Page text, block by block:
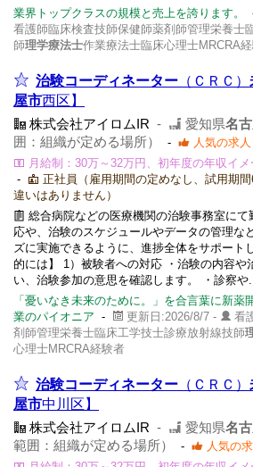
業界トップクラスの規模と売上を誇ります。
看護師臨床検査技師保健師薬剤師管理栄養士
師理学療法士作業療法士臨床心理士MRCRA
治験コーディネーター （ＣＲＣ）
屋市西区】
株式会社アイロムIR - 愛知県名
囲：組織が定める場所）
-
人気の求人
月給制：30万～32万円、初年度の年収イ
-
正社員（雇用期間の定めなし、試用期
違いはありません）
総合病院などの医療機関の治験事務室に
応や、治験のスケジュールやデータの管理な
ズに実施できるように、進捗全体をサポート
的には】 1）被験者への対応 ・治験の内容や
い、治験参加の意思を確認します。 ・診察や...
「憂いなき未来のために。」を合言葉に新薬
業のパイオニア - 更新日:2026/8/7 -
看
剤師管理栄養士臨床工学技士診療放射線技師
心理士MRCRA経験者
治験コーディネーター （ＣＲＣ）
屋市中川区】
株式会社アイロムIR - 愛知県名
範囲：組織が定める場所）
-
人気の